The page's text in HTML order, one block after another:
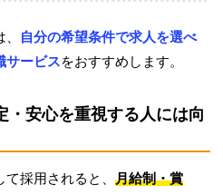
自分の希望条件で求人を選べ
サービスをおすすめします。
・安心を重視する人には向
て採用されると、月給制・賞